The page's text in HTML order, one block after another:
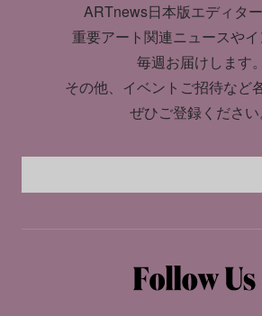
ARTnews日本版エディタ
重要アート関連ニュースや
毎週お届けします。
その他、イベントご招待など
ぜひご登録ください